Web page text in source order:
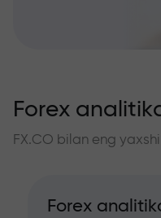
Forex
FX.CO bilan eng
Forex